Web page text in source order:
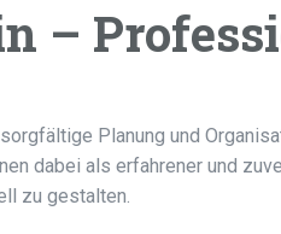
–
Planung und
dabei als erfahrener und
zu gestalten.